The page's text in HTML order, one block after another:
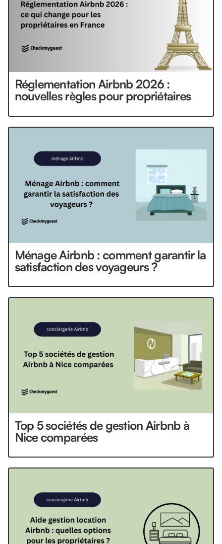
Réglementation Airbnb 2026 :
nouvelles règles pour propriétaires
Ménage Airbnb : comment garantir la
satisfaction des voyageurs ?
Top 5 sociétés de gestion Airbnb à
Nice comparées